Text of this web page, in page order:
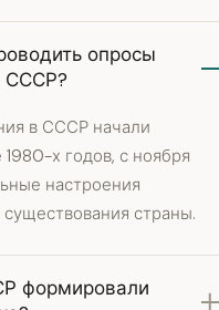
опросы
СССР?
в СССР начали
х годов, с ноября
настроения
страны.
формировали